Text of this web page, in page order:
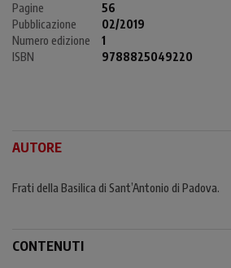
Pagine
56
Pubblicazione
02/2019
Numero edizione
1
ISBN
9788825049220
AUTORE
Frati della Basilica di Sant’Antonio di Padova.
CONTENUTI